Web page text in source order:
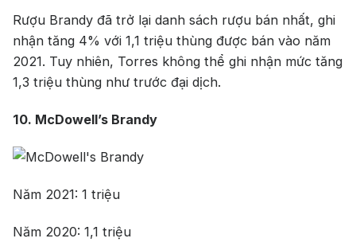
Danzka
Ưu đãi hot
tặng, gi rượu siêu hấp dẫn
Rượu Brandy đã trở lại danh sách rượu bán nhất, ghi
nhận tăng 4% với 1,1 triệu thùng được bán vào năm
2021. Tuy nhiên, Torres không thể ghi nhận mức tăng
1,3 triệu thùng như trước đại dịch.
10. McDowell’s Brandy
Năm 2021: 1 triệu
Năm 2020: 1,1 triệu